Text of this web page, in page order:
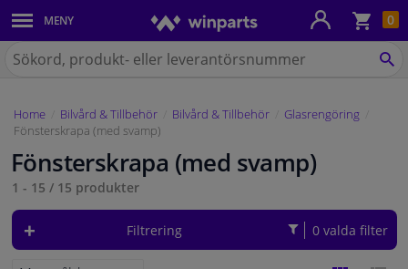
0
MENY
Karosseri
Belysning
Bromssystem
Avgassystem
Chassidelar
på
Home Bilvård & Tillbehör Bilvård & Tillbehör
Glasrengöring
Fönsterskrapa (med svamp)
Fönsterskrapa (med svamp)
1 - 15 / 15 produkter
Filtrering 0 valda filter